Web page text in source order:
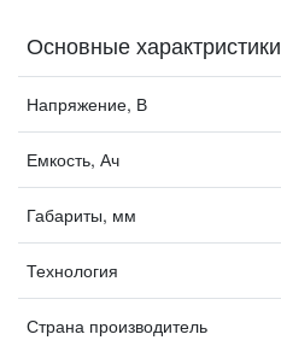
Основные характристики
Напряжение, В
Емкость, Ач
Габариты, мм
Технология
Страна производитель